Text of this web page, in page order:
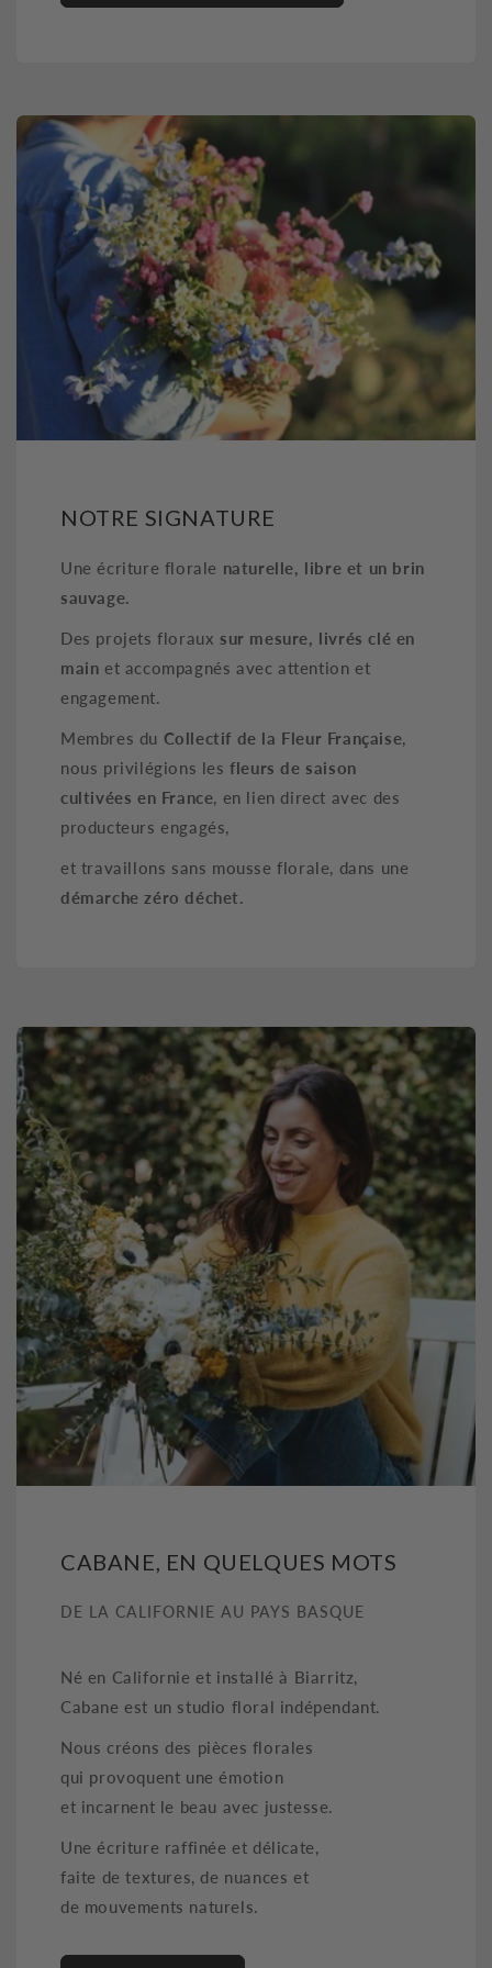
NOTRE SIGNATURE
Une écriture florale naturelle, libre et un brin
sauvage.
Des projets floraux sur mesure, livrés clé en
main et accompagnés avec attention et
engagement.
Membres du Collectif de la Fleur Française,
nous privilégions lesfleurs de saison
cultivées en France, en lien direct avec des
producteurs engagés,
et travaillons sans mousse florale, dans une
démarche zéro déchet.
CABANE, EN QUELQUES MOTS
DE LA CALIFORNIE AU PAYS BASQUE
Né en Californie et installé à Biarritz,
Cabane est un studio floral indépendant.
Nous créons des pièces florales
qui provoquent une émotion
et incarnent le beau avec justesse.
Une écriture raffinée et délicate,
faite de textures, de nuances et
de mouvements naturels.